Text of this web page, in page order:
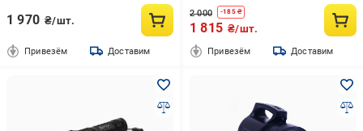
1 970 ₴/шт.
Привезём Доставим
2 000 -185₴
1 815 ₴/шт.
Привезём Доставим